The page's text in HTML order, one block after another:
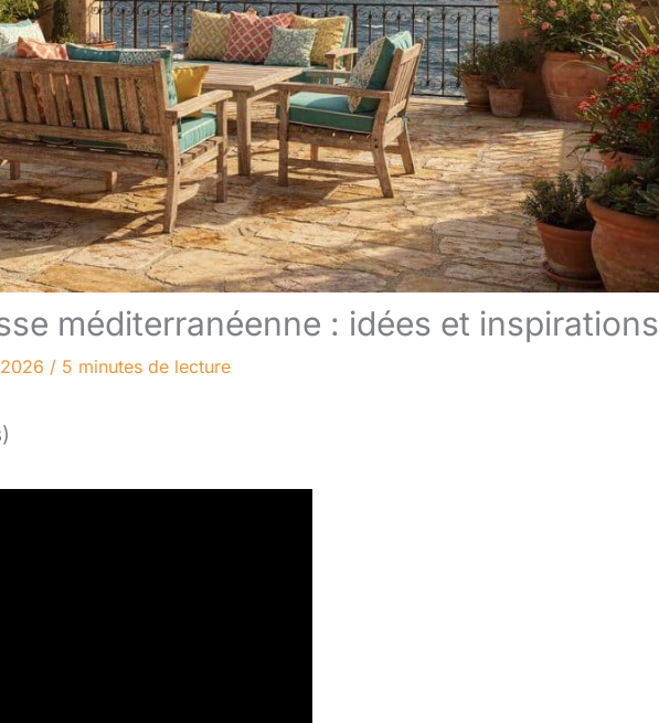
méditerranéenne : idées et inspirations
/ 5 minutes de lecture